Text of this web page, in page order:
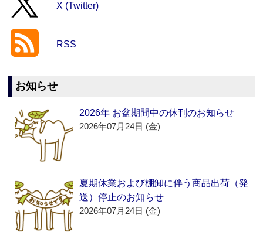
X (Twitter)
RSS
お知らせ
2026年 お盆期間中の休刊のお知らせ
2026年07月24日 (金)
夏期休業および棚卸に伴う商品出荷（発
送）停止のお知らせ
2026年07月24日 (金)